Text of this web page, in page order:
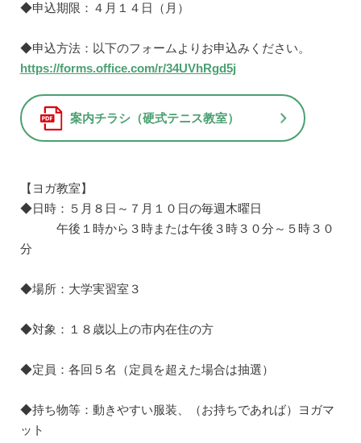
◆申込期限：４月１４日（月）
◆申込方法：以下のフォームよりお申込みください。
https://forms.office.com/r/34UVhRgd5j
案内チラシ（硬式テニス教室）
【ヨガ教室】
◆日時：５月８日～７月１０日の毎週木曜日
午後１時から３時または午後３時３０分～５時３０
分
◆場所：大学実習室３
◆対象：１８歳以上の市内在住の方
◆定員：各回５名（定員を超えた場合は抽選）
◆持ち物等：動きやすい服装、（お持ちであれば）ヨガマ
ット